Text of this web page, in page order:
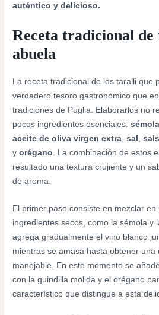
auténtico y delicioso.
Receta tradicional
abuela
La receta tradicional de los taralli que
verdadero tesoro gastronómico que
tradiciones de Puglia. Elaborarlos no
pocos ingredientes esenciales:
aceite de oliva virgen extra ,sal ,
yorégano . La combinación de estos
resultado una textura crujiente y un
de aroma.
El primer paso consiste en mezclar
ingredientes secos, como la sémola y
agrega gradualmente el vino blanco
mientras se amasa hasta obtener una
manejable. En este momento se
con la guindilla molida y el orégano
característico que distingue a esta